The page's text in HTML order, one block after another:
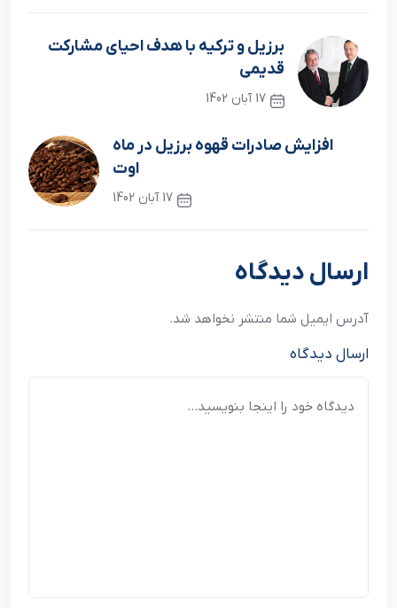
برزيل و ترکيه با هدف احياي مشارکت
قديمي
17 آبان 1402
افزايش صادرات قهوه برزيل در ماه
اوت
17 آبان 1402
نوشته بعدی
ارسال دیدگاه
آدرس ایمیل شما منتشر نخواهد شد.
ارسال دیدگاه